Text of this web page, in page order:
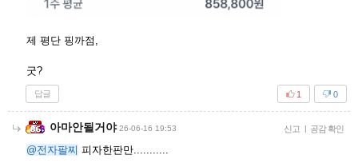
제 평단 핑까점,
굿?
답글 0
1
아마안될거야 26-06-16 19:53 신고 | 공감 확인
@전자팔찌 피자한판만...........